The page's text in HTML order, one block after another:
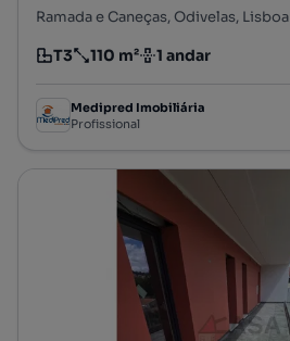
Ramada e Caneças, Odivelas, Lisboa
Tipologia
T3
Preço por metro quadrado
110 m²
Andar 1 andar
Medipred Imobiliária
Profissional